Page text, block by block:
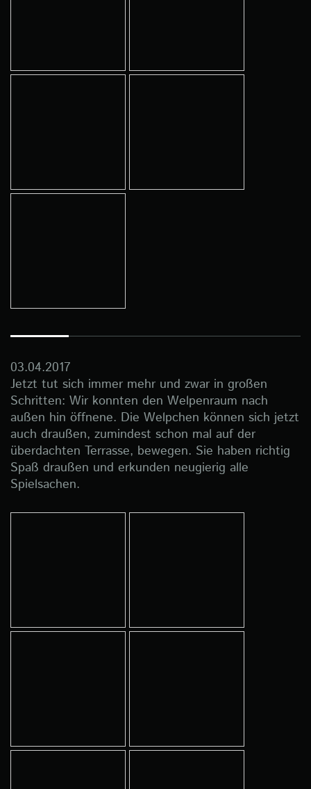
03.04.2017
Jetzt tut sich immer mehr und zwar in großen
Schritten: Wir konnten den Welpenraum nach
außen hin öffnene. Die Welpchen können sich jetzt
auch draußen, zumindest schon mal auf der
überdachten Terrasse, bewegen. Sie haben richtig
Spaß draußen und erkunden neugierig alle
Spielsachen.